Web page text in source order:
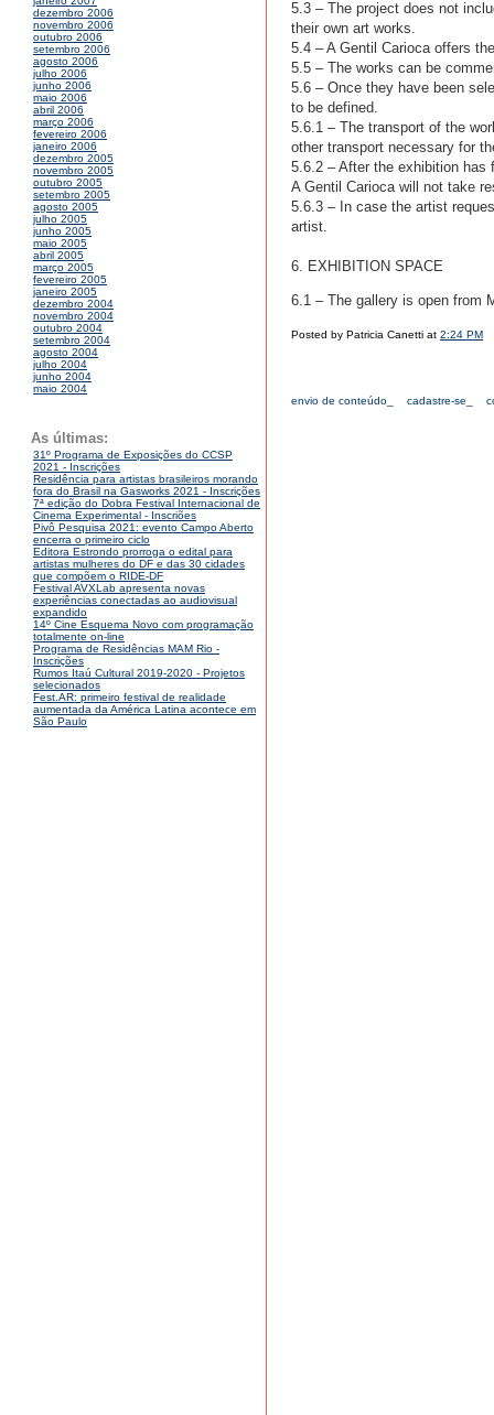
dezembro 2006
novembro 2006
outubro 2006
setembro 2006
agosto 2006
julho 2006
junho 2006
maio 2006
abril 2006
março 2006
fevereiro 2006
janeiro 2006
dezembro 2005
novembro 2005
outubro 2005
setembro 2005
agosto 2005
julho 2005
junho 2005
maio 2005
abril 2005
março 2005
fevereiro 2005
janeiro 2005
dezembro 2004
novembro 2004
outubro 2004
setembro 2004
agosto 2004
julho 2004
junho 2004
maio 2004
As últimas:
31º Programa de Exposições do CCSP
2021 - Inscrições
Residência para artistas brasileiros morando
fora do Brasil na Gasworks 2021 - Inscrições
7ª edição do Dobra Festival Internacional de
Cinema Experimental - Inscriões
Pivô Pesquisa 2021: evento Campo Aberto
encerra o primeiro ciclo
Editora Estrondo prorroga o edital para
artistas mulheres do DF e das 30 cidades
que compõem o RIDE-DF
Festival AVXLab apresenta novas
experiências conectadas ao audiovisual
expandido
14º Cine Esquema Novo com programação
totalmente on-line
Programa de Residências MAM Rio -
Inscrições
Rumos Itaú Cultural 2019-2020 - Projetos
selecionados
Fest.AR: primeiro festival de realidade
aumentada da América Latina acontece em
São Paulo
5.3 – The project does not
their own art works.
5.4 – A Gentil Carioca offers
5.5 – The works can be
5.6 – Once they have been
to be defined.
5.6.1 – The transport of the
other transport necessary for
5.6.2 – After the exhibition
A Gentil Carioca will not take
5.6.3 – In case the artist
artist.
6. EXHIBITION SPACE
6.1 – The gallery is open from
Posted by Patricia Canetti at 2:24 PM
envio de conteúdo_ cadastre-se_